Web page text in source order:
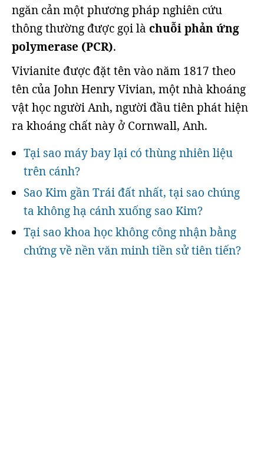
ngăn cản một phương pháp nghiên cứu
thông thường được gọi là chuỗi phản ứng
polymerase (PCR).
Vivianite được đặt tên vào năm 1817 theo
tên của John Henry Vivian, một nhà khoáng
vật học người Anh, người đầu tiên phát hiện
ra khoáng chất này ở Cornwall, Anh.
Tại sao máy bay lại có thùng nhiên liệu
trên cánh?
Sao Kim gần Trái đất nhất, tại sao chúng
ta không hạ cánh xuống sao Kim?
Tại sao khoa học không công nhận bằng
chứng về nền văn minh tiền sử tiên tiến?